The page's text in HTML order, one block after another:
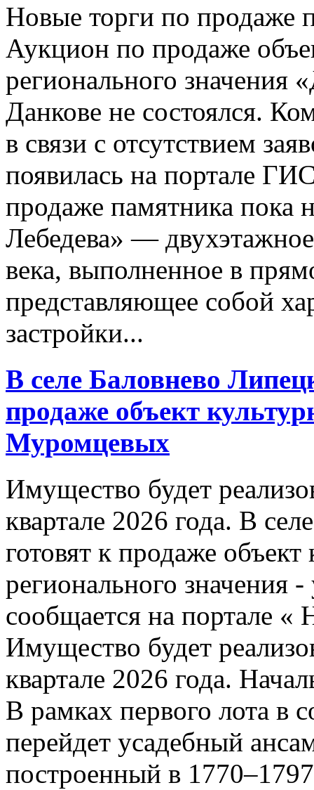
Новые торги по продаже
Аукцион по продаже
регионального значения
Данкове не состоялся.
в связи с отсутствием
появилась на портале
продаже памятника пока
Лебедева» —
века, выполненное в
представляющее собой
застройки...
В селе Баловнево
продаже объект
Муромцевых
Имущество будет
квартале 2026 года. В
готовят к продаже объект
регионального
сообщается на
Имущество будет
квартале 2026 года.
В рамках первого лота в
перейдет усадебный
построенный в